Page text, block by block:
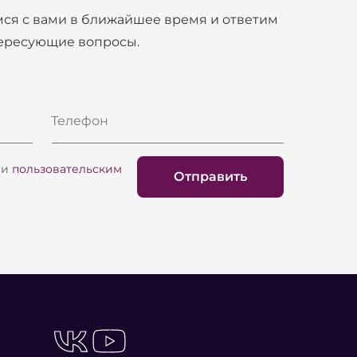
возможность изготовления чехлов на
с вами в ближайшее время и ответим
вопросы.
Телефон
и пользовательским
Отправить